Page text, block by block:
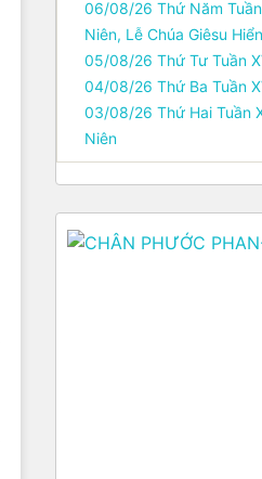
06/08/26 Thứ Năm
Niên, Lễ Chúa Giêsu
05/08/26 Thứ Tư Tuần
04/08/26 Thứ Ba Tuần
03/08/26 Thứ Hai Tuần
Niên